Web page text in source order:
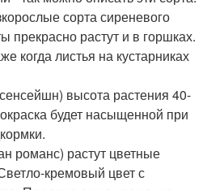
сорта сиреневого
прекрасно растут и в горшках.
когда листья на кустарниках
высота растения 40-
будет насыщенной при
романс) растут цветные
кремовый цвет с